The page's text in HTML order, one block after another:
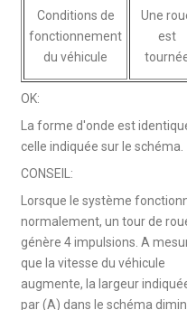
Conditions de
fonctionnement
du véhicule
Une
est
OK:
La forme d'onde est
celle indiquée sur le schéma.
CONSEIL:
Lorsque le système
normalement, un tour de
génère 4 impulsions. A
que la vitesse du véhicule
augmente, la largeur
par (A) dans le schéma